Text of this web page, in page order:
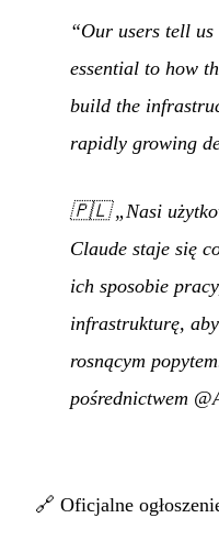
“Our users tell
essential to how
build the
rapidly growing
🇵🇱„Nasi
Claude staje się
ich sposobie
infrastrukturę,
rosnącym
pośrednictwem
🔗 Oficjalne